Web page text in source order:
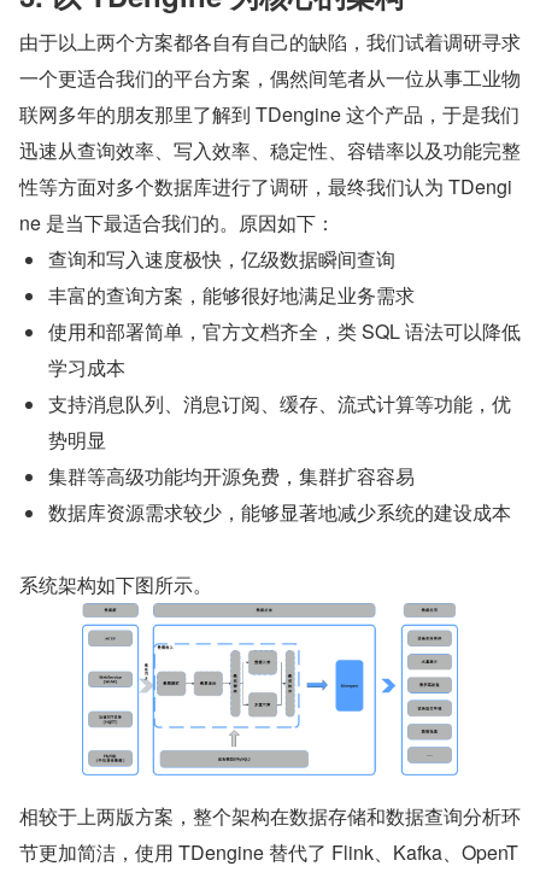
由于以上两个方案都各自有自己的缺陷，我们试着调研寻求
一个更适合我们的平台方案，偶然间笔者从一位从事工业物
联网多年的朋友那里了解到 TDengine 这个产品，于是我们
迅速从查询效率、写入效率、稳定性、容错率以及功能完整
性等方面对多个数据库进行了调研，最终我们认为 TDengi
ne 是当下最适合我们的。原因如下：
查询和写入速度极快，亿级数据瞬间查询
丰富的查询方案，能够很好地满足业务需求
使用和部署简单，官方文档齐全，类 SQL 语法可以降低
学习成本
支持消息队列、消息订阅、缓存、流式计算等功能，优
势明显
集群等高级功能均开源免费，集群扩容容易
数据库资源需求较少，能够显著地减少系统的建设成本
系统架构如下图所示。
相较于上两版方案，整个架构在数据存储和数据查询分析环
节更加简洁，使用 TDengine 替代了 Flink、Kafka、OpenT